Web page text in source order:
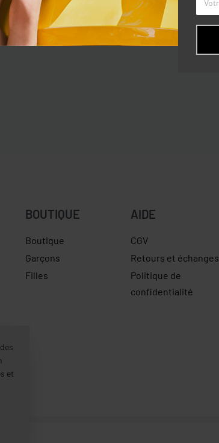
tandis que la coupe oversize et
Un vêtement idéal pour les journées plus
BOUTIQUE
Boutique
Garçons
Filles
AIDE
CGV
Retours et échanges
Politique de
confidentialité
et